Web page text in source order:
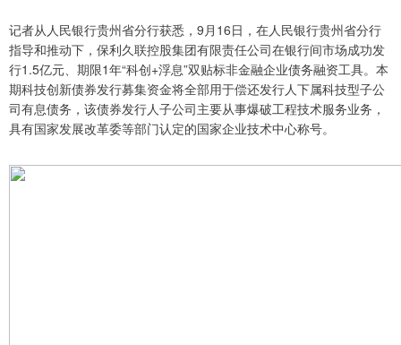
记者从人民银行贵州省分行获悉，9月16日，在人民银行贵州省分行
指导和推动下，保利久联控股集团有限责任公司在银行间市场成功发
行1.5亿元、期限1年“科创+浮息”双贴标非金融企业债务融资工具。本
期科技创新债券发行募集资金将全部用于偿还发行人下属科技型子公
司有息债务，该债券发行人子公司主要从事爆破工程技术服务业务，
具有国家发展改革委等部门认定的国家企业技术中心称号。